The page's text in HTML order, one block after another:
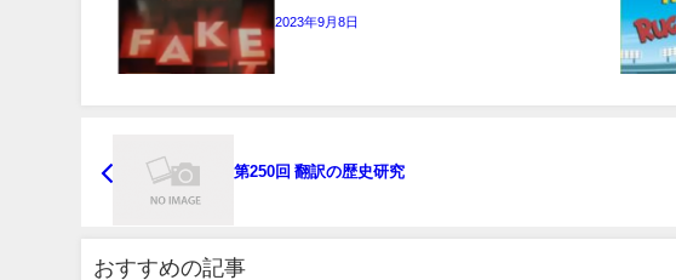
2023年9月8日
第250回 翻訳の歴史研究
おすすめの記事